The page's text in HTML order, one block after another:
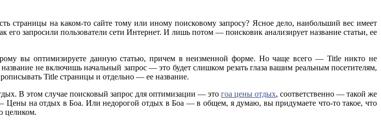
страницы на каком-то сайте тому или иному поисковому запросу? Ясное дело, наибольший вес имеет
запросили пользователи сети Интернет. И лишь потом — поисковик анализирует название статьи, ее
вы оптимизируете данную статью, причем в неизменной форме. Но чаще всего — Title никто не
не включишь начальный запрос — это будет слишком резать глаза вашим реальным посетителям,
Title страницы и отдельно — ее название.
В этом случае поисковый запрос для оптимизации — это гоа цены отдых, соответственно — такой же
Цены на отдых в Боа. Или недорогой отдых в Боа — в общем, я думаю, вы придумаете что-то такое, что
целиком.